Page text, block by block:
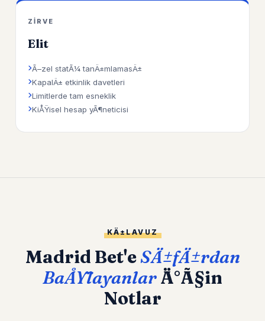
ZIRVE
Elit
Ã–zel statÃ¼ tanÄ±mlamasÄ±
KapalÄ± etkinlik davetleri
Limitlerde tam esneklik
KiÅŸisel hesap yÃ¶neticisi
KÄ±LAVUZ
Madrid Bet'eSÄ±fÄ±rdan
BaÅŸlayanlarÄ°Ã§in
Notlar